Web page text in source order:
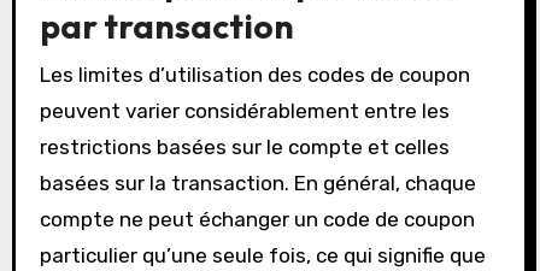
par transaction
Les limites d’utilisation des codes de coupon
peuvent varier considérablement entre les
restrictions basées sur le compte et celles
basées sur la transaction. En général, chaque
compte ne peut échanger un code de coupon
particulier qu’une seule fois, ce qui signifie que